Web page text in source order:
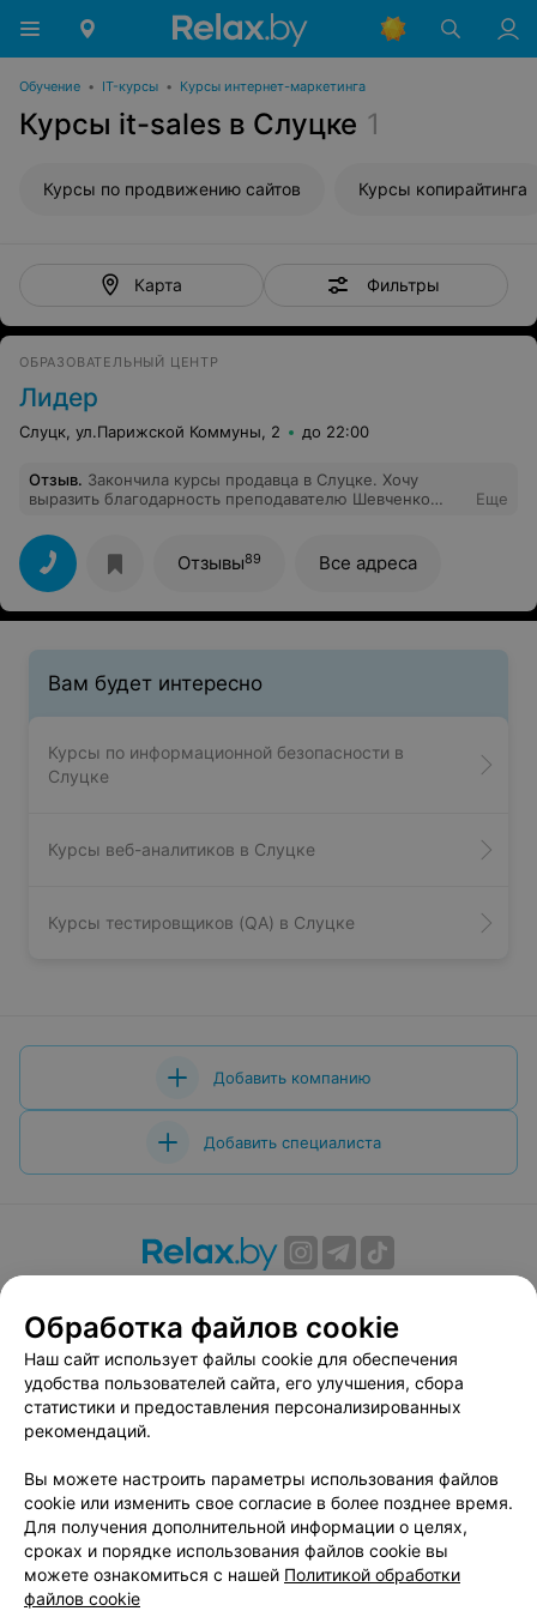
Обучение • IT-курсы • Курсы интернет-маркетинга
Курсы it-sales в Слуцке 1
Курсы по продвижению сайтов Курсы копирайтинга
Карта Фильтры
ОБРАЗОВАТЕЛЬНЫЙ ЦЕНТР
Лидер
Слуцк, ул.Парижской Коммуны, 2 до 22:00
Отзыв. Закончила курсы продавца в Слуцке. Хочу
выразить благодарность преподавателю Шевченко
составленную программу, очень много было
информации из личной практики. С удовольствием
продолжила бы обучение у этого преподавателя на
более высоком уровне. Девочки, всем желающим,
рекомендую.
Еще
Отзывы89 Все адреса
Вам будет интересно
Курсы по информационной безопасности в
Слуцке
Курсы веб-аналитиков в Слуцке
Курсы тестировщиков (QA) в Слуцке
Добавить компанию
Добавить специалиста
Вакансии
Публичный договор
Способы оплаты
Публичный договор по использованию сервиса
«Афиша»
Пользовательское соглашение
Связаться по вопросам сотрудничества
Написать руководителю relax.by
Персональные настройки cookie
Обработка персональных данных
Обработка файлов cookie
Наш сайт использует файлы cookie для обеспечения
удобства пользователей сайта, его улучшения, сбора
статистики и предоставления персонализированных
рекомендаций.
Вы можете настроить параметры использования файлов
cookie или изменить свое согласие в более позднее время.
Для получения дополнительной информации о целях,
сроках и порядке использования файлов cookie вы
можете ознакомиться с нашей Политикой обработки
файлов cookie